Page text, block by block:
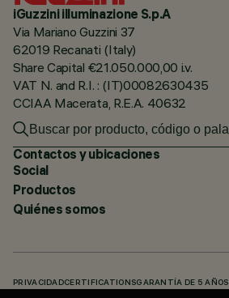
iGuzzini illuminazione S.p.A
Via Mariano Guzzini 37
62019 Recanati (Italy)
Share Capital €21.050.000,00 i.v.
VAT N. and R.I. : (IT)00082630435
CCIAA Macerata, R.E.A. 40632
Contactos y ubicaciones
Social
Productos
Quiénes somos
PRIVACIDADCERTIFICATIONSGARANTÍA DE 5 AÑOS